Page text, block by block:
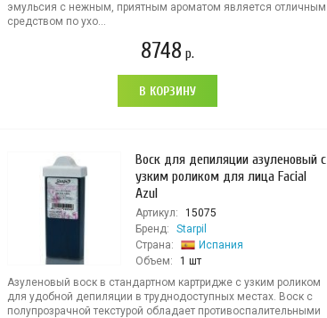
эмульсия с нежным, приятным ароматом является отличным
средством по ухо...
8748 р.
В КОРЗИНУ
Воск для депиляции азуленовый с
узким роликом для лица Facial
Azul
Артикул:
15075
Бренд:
Starpil
Страна:
Испания
Объем:
1 шт
Азуленовый воск в стандартном картридже с узким роликом
для удобной депиляции в труднодоступных местах. Воск с
полупрозрачной текстурой обладает противоспалительными